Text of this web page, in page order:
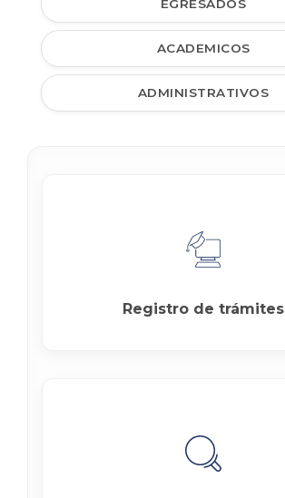
EGRESADOS
ACADEMICOS
ADMINISTRATIVOS
Registro de trámites